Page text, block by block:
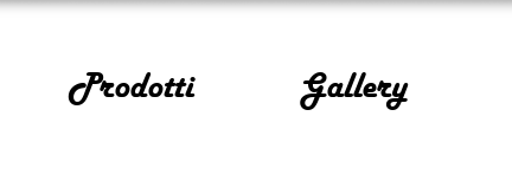
Prodotti Gallery